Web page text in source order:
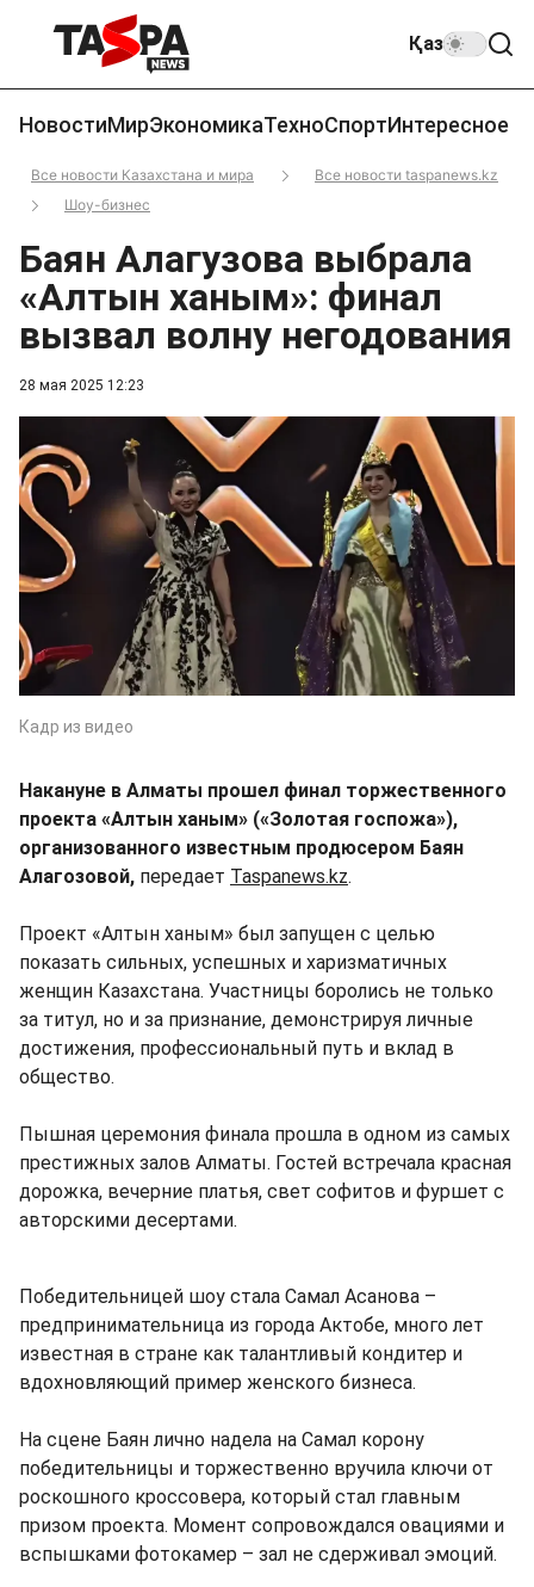
Қаз
НовостиМирЭкономикаТехноСпортИнтересное
Все новости Казахстана и мира
Все новости taspanews.kz
Шоу-бизнес
28 мая 2025 12:23
Баян Алагузова выбрала
«Алтын ханым»: финал
вызвал волну негодования
Кадр из видео
Накануне в Алматы прошел финал торжественного
проекта «Алтын ханым» («Золотая госпожа»),
организованного известным продюсером Баян
Алагозовой, передает Taspanews.kz.
Проект «Алтын ханым» был запущен с целью
показать сильных, успешных и харизматичных
женщин Казахстана. Участницы боролись не только
за титул, но и за признание, демонстрируя личные
достижения, профессиональный путь и вклад в
общество.
Пышная церемония финала прошла в одном из самых
престижных залов Алматы. Гостей встречала красная
дорожка, вечерние платья, свет софитов и фуршет с
авторскими десертами.
Победительницей шоу стала Самал Асанова –
предпринимательница из города Актобе, много лет
известная в стране как талантливый кондитер и
вдохновляющий пример женского бизнеса.
На сцене Баян лично надела на Самал корону
победительницы и торжественно вручила ключи от
роскошного кроссовера, который стал главным
призом проекта. Момент сопровождался овациями и
вспышками фотокамер – зал не сдерживал эмоций.